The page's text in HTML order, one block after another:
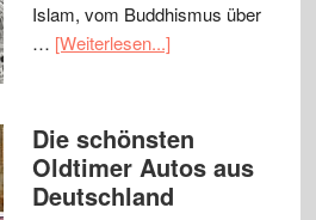
Islam, vom Buddhismus über
… [Weiterlesen...]
Die schönsten
Oldtimer Autos aus
Deutschland